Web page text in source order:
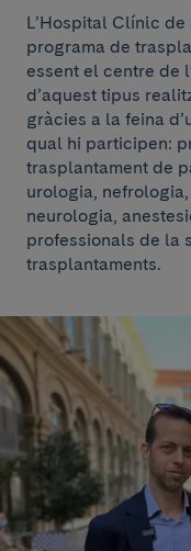
L’Hospital Clínic
programa de
essent el centre de
d’aquest tipus
gràcies a la feina
qual hi participen:
trasplantament de
urologia,
neurologia,
professionals de la
trasplantaments.